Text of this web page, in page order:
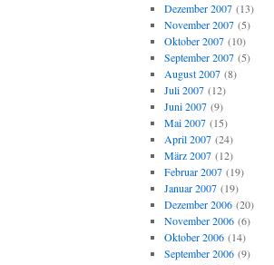
Dezember 2007(13)
November 2007(5)
Oktober 2007(10)
September 2007(5)
August 2007(8)
Juli 2007(12)
Juni 2007(9)
Mai 2007(15)
April 2007(24)
März 2007(12)
Februar 2007(19)
Januar 2007(19)
Dezember 2006(20)
November 2006(6)
Oktober 2006(14)
September 2006(9)